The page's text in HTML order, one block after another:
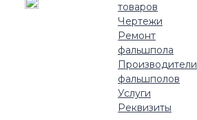
товаров
Чертежи
Ремонт
фальшпола
Производители
фальшполов
Услуги
Реквизиты